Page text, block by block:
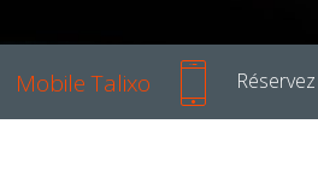
Mobile Talixo